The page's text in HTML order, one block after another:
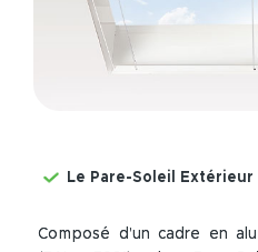
Le Pare-Soleil Extérieur
Composé d’un cadre en